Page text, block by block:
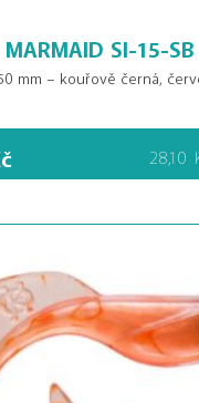
MARMAID SI-15-SB
mm – kouřově černá,
28,10